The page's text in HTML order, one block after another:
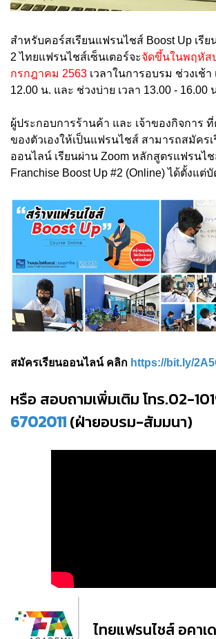
สำหรับคอร์สเรียนแฟรนไชส์ Boost Up เรีย
2 ไทยแฟรนไชส์เซ็นเตอร์จะจัดขึ้นในพฤหัส
กรกฎาคม 2563 เวลาในการอบรม ช่วงเช้า
12.00 น. และ ช่วงบ่าย เวลา 13.00 - 16.00
ผู้ประกอบการร้านค้า และ เจ้าของกิจการ
ของตัวเองให้เป็นแฟรนไชส์ สามารถสมัคร
ออนไลน์ เรียนผ่าน Zoom หลักสูตรแฟรนไ
Franchise Boost Up #2 (Online) ได้ตั้งแต่
สมัครเรียนออนไลน์ คลิก https://bit.ly/
หรือ สอบถามเพิ่มเติม โทร.02-
6702011(ฝ่ายอบรม-สัมมนา)
ไทยแฟรนไชส์ อคาเ